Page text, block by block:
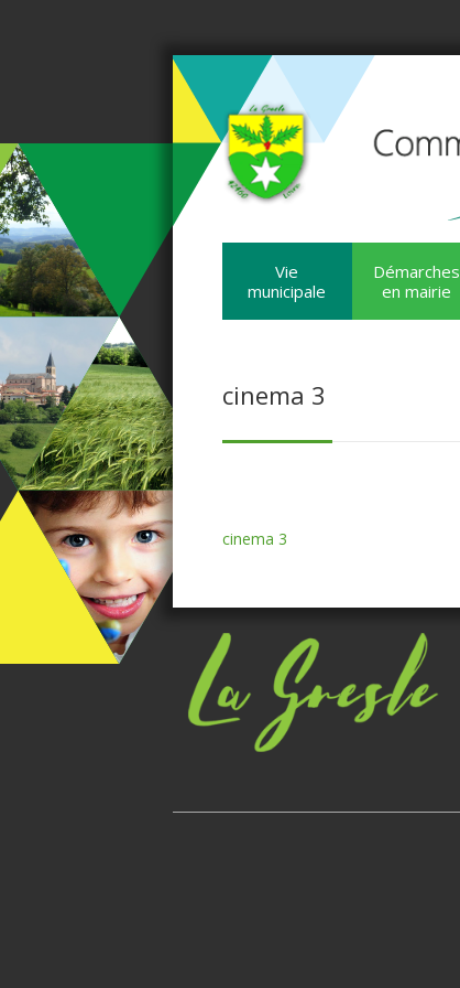
Vie
municipale
Démarches
en mairie
cinema 3
cinema 3